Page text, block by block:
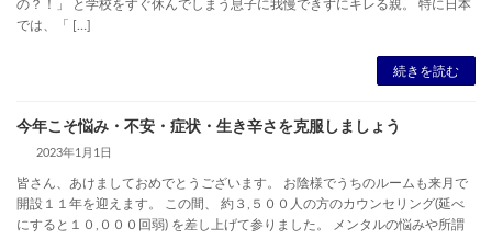
の？！」 と学校をすぐ休んでしまう息子に我慢できずにキレる親。 特に日本
では、「 […]
続きを読む
今年こそ悩み・不安・症状・生き辛さを克服しましょう
2023年1月1日
皆さん、あけましておめでとうございます。 お陰様でうちのルームも来月で
開設１１年を迎えます。 この間、 約３,５００人の方のカウンセリング(延べ
にすると１０,０００回弱) を差し上げて参りました。 メンタルの悩みや所謂